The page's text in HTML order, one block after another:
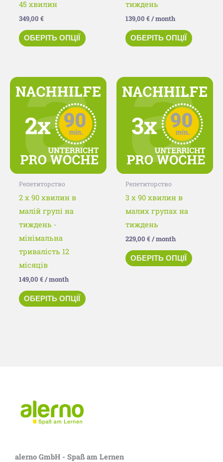
45 хвилин
349,00 €
ОБЕРІТЬ ОПЦІЇ
тиждень
139,00 €/ month
ОБЕРІТЬ ОПЦІЇ
Репетиторство
2 x 90 хвилин в
малій групі на
тиждень -
мінімальна
тривалість 12
місяців
149,00 €/ month
ОБЕРІТЬ ОПЦІЇ
товар
має
кілька
варіантів.
Параметри
можна
Репетиторство
3 x 90 хвилин в
малих групах на
тиждень
229,00 €/ month
ОБЕРІТЬ ОПЦІЇ
товар
має
кілька
можна
alerno GmbH - Spaß am Lernen